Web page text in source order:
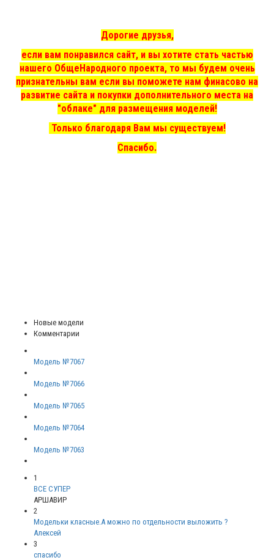
Дорогие друзья,
если вам понравился сайт, и вы хотите стать частью
нашего ОбщеНародного проекта, то мы будем очень
признательны вам если вы поможете нам финасово на
развитие сайта и покупки дополнительного места на
"облаке" для размещения моделей!
Только благодаря Вам мы существуем!
Спасибо.
Новые модели
Комментарии
Модель №7067
Модель №7066
Модель №7065
Модель №7064
Модель №7063
1
ВСЕ СУПЕР
АРШАВИР
2
Модельки класные.А можно по отдельности выложить ?
Алексей
3
спасибо